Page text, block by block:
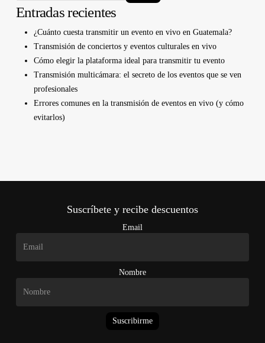
Entradas recientes
¿Cuánto cuesta transmitir un evento en vivo en Guatemala?
Transmisión de conciertos y eventos culturales en vivo
Cómo elegir la plataforma ideal para transmitir tu evento
Transmisión multicámara: el secreto de los eventos que se ven
profesionales
Errores comunes en la transmisión de eventos en vivo (y cómo
evitarlos)
Suscríbete y recibe descuentos
Email
Nombre
Suscribirme